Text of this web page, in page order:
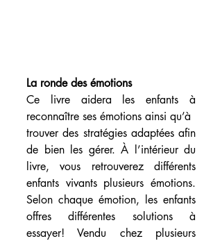
La ronde des émotions
Ce livre aidera les enfants à
reconnaître ses émotions ainsi qu’à
trouver des stratégies adaptées afin
de bien les gérer. À l’intérieur du
livre, vous retrouverez différents
enfants vivants plusieurs émotions.
Selon chaque émotion, les enfants
offres différentes solutions à
essayer! Vendu chez plusieurs